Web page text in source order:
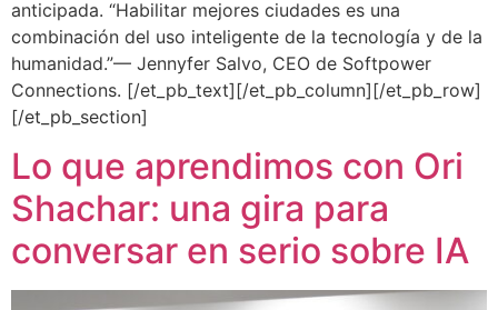
anticipada. “Habilitar mejores ciudades es una
combinación del uso inteligente de la tecnología y de la
humanidad.”— Jennyfer Salvo, CEO de Softpower
Connections. [/et_pb_text][/et_pb_column][/et_pb_row]
[/et_pb_section]
Lo que aprendimos con Ori
Shachar: una gira para
conversar en serio sobre IA